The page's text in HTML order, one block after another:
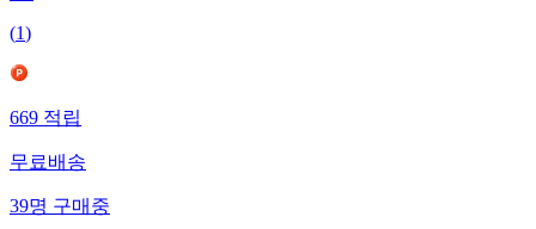
(1)
669적립
무료배송
39명구매중